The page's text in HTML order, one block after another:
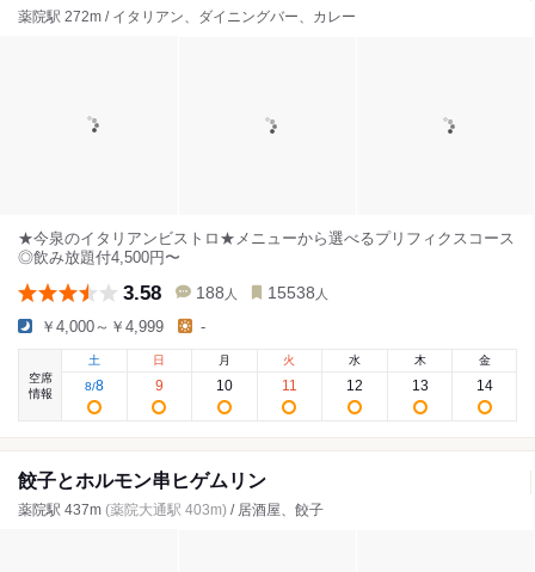
薬院駅 272m / イタリアン、ダイニングバー、カレー
★今泉のイタリアンビストロ★メニューから選べるプリフィクスコース
◎飲み放題付4,500円〜
3.58 188 人 15538 人
￥4,000～￥4,999 -
空席
情報
土
8/8
日
9
月
10
火
11
水
12
木
13
金
14
餃子とホルモン串ヒゲムリン
薬院駅 437m (薬院大通駅 403m) / 居酒屋、餃子